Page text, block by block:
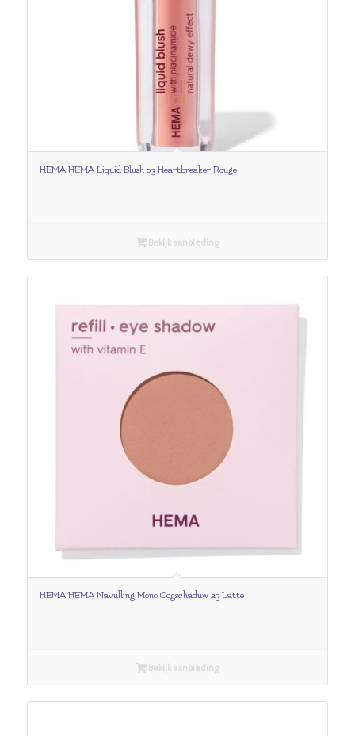
HEMA HEMA Liquid Blush 03 Heartbreaker Rouge
Bekijk aanbieding
HEMA HEMA Navulling Mono Oogschaduw 23 Latte
Bekijk aanbieding